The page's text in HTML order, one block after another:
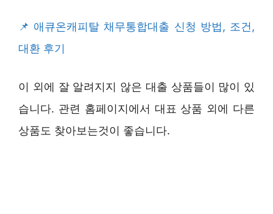
애큐온캐피탈 채무통합대출 신청 방법, 조건,
대환 후기
이 외에 잘 알려지지 않은 대출 상품들이 많이 있
습니다. 관련 홈페이지에서 대표 상품 외에 다른
상품도 찾아보는것이 좋습니다.